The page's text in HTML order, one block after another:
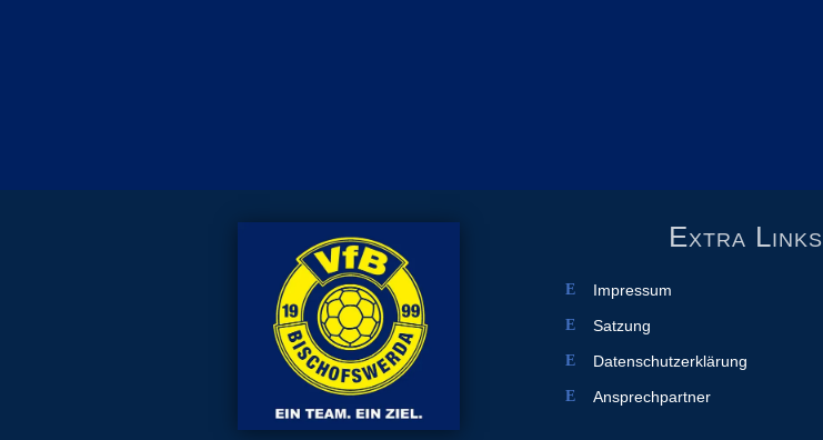
Extra Links
Impressum
Satzung
Datenschutzerklärung
Ansprechpartner